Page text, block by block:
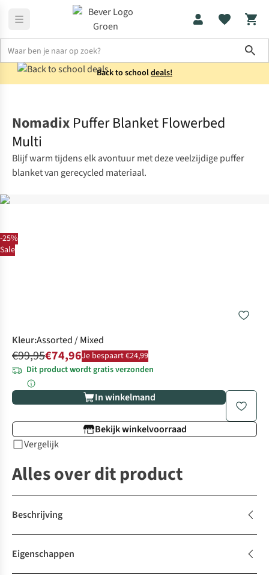
Back to schooldeals!
-25%
Sale
Nomadix Puffer Blanket Flowerbed
Multi
Blijf warm tijdens elk avontuur met deze veelzijdige puffer
blanket van gerecycled materiaal.
Kleur:Assorted / Mixed
€99,95€74,96Je bespaart €24,99
Dit product wordt gratis verzonden
In winkelmand
Bekijk winkelvoorraad
Vergelijk
Alles over dit product
Beschrijving
Eigenschappen